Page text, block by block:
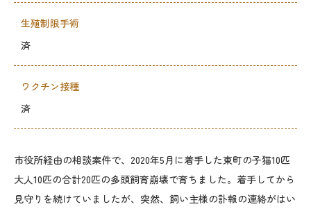
生殖制限手術
済
ワクチン接種
済
市役所経由の相談案件で、2020年5月に着手した東町の子猫10匹
大人10匹の合計20匹の多頭飼育崩壊で育ちました。着手してから
見守りを続けていましたが、突然、飼い主様の訃報の連絡がはい